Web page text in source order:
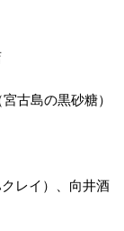
古島の黒砂糖）
レイ）、向井酒